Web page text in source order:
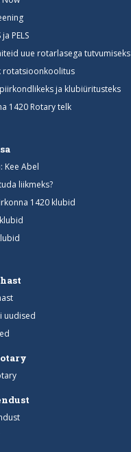
ja PELS
uue rotarlasega tutvumiseks
rotatsioonkoolitus
ja klubiüritusteks
1420 Rotary telk
Kee Abel
liikmeks?
1420 klubid
uudised